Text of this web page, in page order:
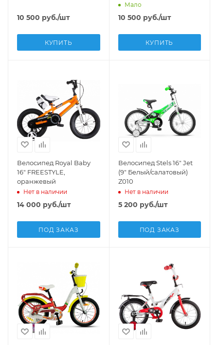
10 500 руб./шт
КУПИТЬ
Мало
10 500 руб./шт
КУПИТЬ
Велосипед Royal Baby
16" FREESTYLE,
оранжевый
Нет в наличии
14 000 руб./шт
ПОД ЗАКАЗ
Велосипед Stels 16" Jet
(9" Белый/салатовый)
Z010
Нет в наличии
5 200 руб./шт
ПОД ЗАКАЗ